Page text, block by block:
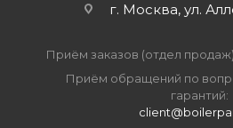
г. Москва, ул.
Приём заказов (отдел
Приём обращений по
гарантий: